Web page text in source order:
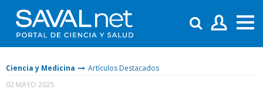
Ciencia y Medicina
Artículos Destacados
02 MAYO 2025